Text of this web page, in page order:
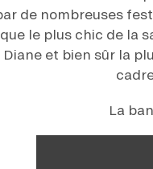
de nombreuses
le plus chic de la
et bien sûr la
La